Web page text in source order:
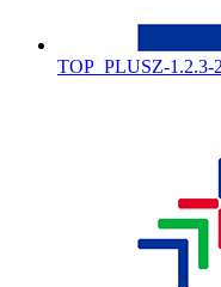
TOP_PLUSZ-1.2.3-